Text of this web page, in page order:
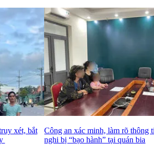
xét, bắt
Công an xác minh, làm rõ thông
nghi bị “bạo hành” tại quán bia